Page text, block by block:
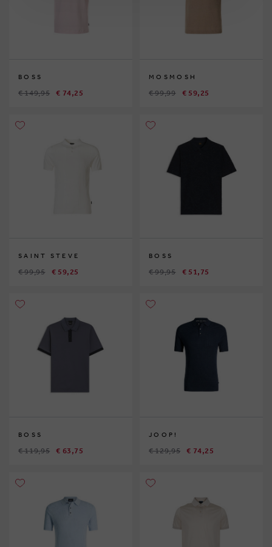
BOSS
€ 149,95 € 74,25
MOSMOSH
€ 99,99 € 59,25
SAINT STEVE
€ 99,95 € 59,25
BOSS
€ 99,95 € 51,75
BOSS
€ 119,95 € 63,75
JOOP!
€ 129,95 € 74,25